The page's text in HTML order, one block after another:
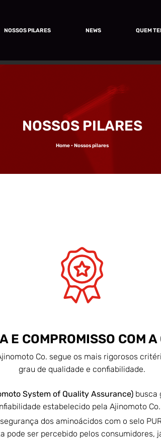
NOSSOS PILARES NEWS QUEM
NOSSOS PILARES
Home • Nossos pilares
E COMPROMISSO COM
Co. segue os mais rigorosos
grau de qualidade e confiabilidade.
System of Quality Assurance) busca
estabelecido pela Ajinomoto
dos aminoácidos com o selo
pode ser percebido pelos consumidores,